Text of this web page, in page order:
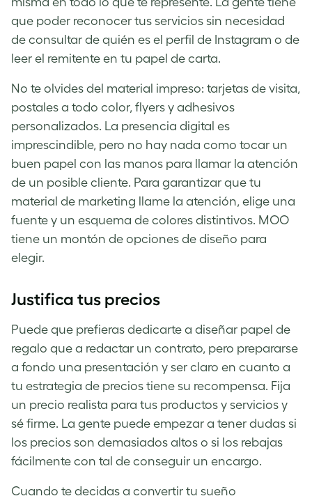
que poder reconocer tus servicios sin necesidad
de consultar de quién es el perfil de Instagram o de
leer el remitente en tu papel de carta.
No te olvides del material impreso: tarjetas de visita,
postales a todo color, flyers y adhesivos
personalizados. La presencia digital es
imprescindible, pero no hay nada como tocar un
buen papel con las manos para llamar la atención
de un posible cliente. Para garantizar que tu
material de marketing llame la atención, elige una
fuente y un esquema de colores distintivos. MOO
tiene un montón de opciones de diseño para
elegir.
Justifica tus precios
Puede que prefieras dedicarte a diseñar papel de
regalo que a redactar un contrato, pero prepararse
a fondo una presentación y ser claro en cuanto a
tu estrategia de precios tiene su recompensa. Fija
un precio realista para tus productos y servicios y
sé firme. La gente puede empezar a tener dudas si
los precios son demasiados altos o si los rebajas
fácilmente con tal de conseguir un encargo.
Cuando te decidas a convertir tu sueño